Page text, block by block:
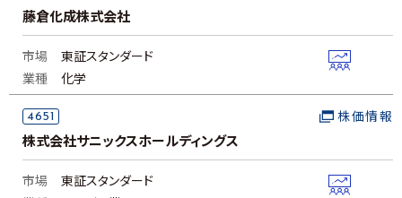
藤倉化成株式会社
市場
東証スタンダード
業種
化学
4651
株式会社サニックスホールディングス
株価情報
市場
東証スタンダード